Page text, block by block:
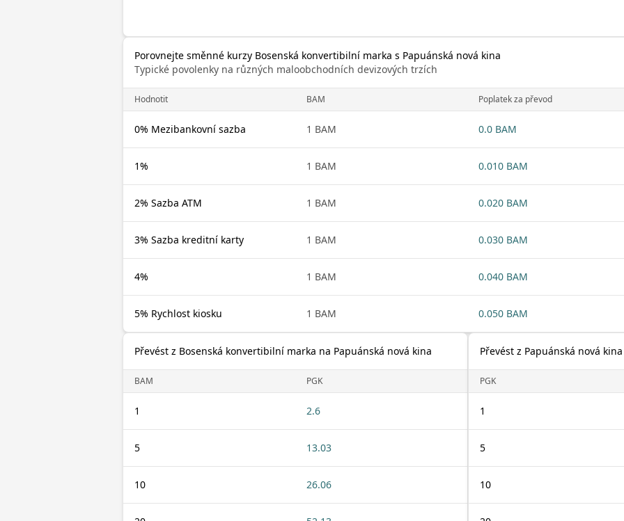
Porovnejte směnné kurzy Bosenská konvertibilní marka s Papuánská nová kina
Typické povolenky na různých maloobchodních devizových trzích
Hodnotit BAM Poplatek za převod
0% Mezibankovní sazba 1 BAM 0.0 BAM
1% 1 BAM 0.010 BAM
2% Sazba ATM 1 BAM 0.020 BAM
3% Sazba kreditní karty 1 BAM 0.030 BAM
4% 1 BAM 0.040 BAM
5% Rychlost kiosku 1 BAM 0.050 BAM
Převést z Bosenská konvertibilní marka na Papuánská nová kina
BAM PGK
1 2.6
5 13.03
10 26.06
Převést z Papuánská nová
PGK
1
5
10